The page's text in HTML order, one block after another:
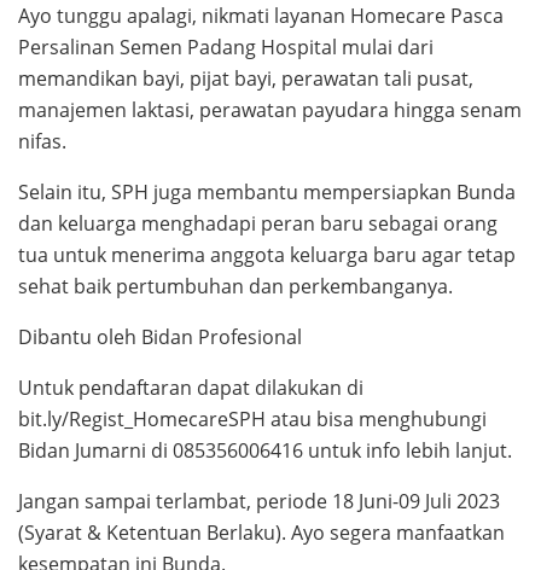
Ayo tunggu apalagi, nikmati layanan Homecare Pasca
Persalinan Semen Padang Hospital mulai dari
memandikan bayi, pijat bayi, perawatan tali pusat,
manajemen laktasi, perawatan payudara hingga senam
nifas.
Selain itu, SPH juga membantu mempersiapkan Bunda
dan keluarga menghadapi peran baru sebagai orang
tua untuk menerima anggota keluarga baru agar tetap
sehat baik pertumbuhan dan perkembanganya.
Dibantu oleh Bidan Profesional
Untuk pendaftaran dapat dilakukan di
bit.ly/Regist_HomecareSPH atau bisa menghubungi
Bidan Jumarni di 085356006416 untuk info lebih lanjut.
Jangan sampai terlambat, periode 18 Juni-09 Juli 2023
(Syarat & Ketentuan Berlaku). Ayo segera manfaatkan
kesempatan ini Bunda.